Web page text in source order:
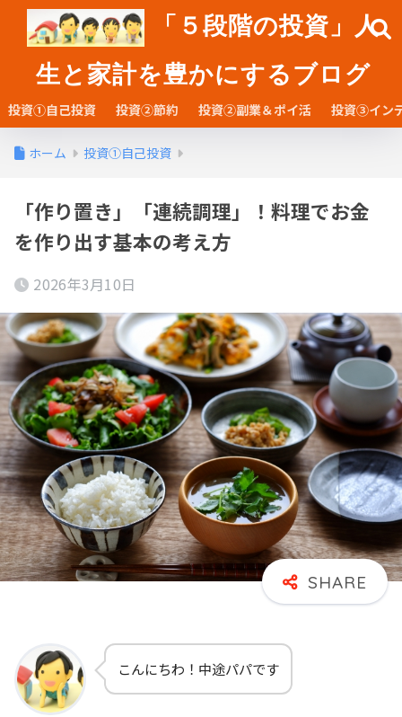
「５段階の投資」人
生と家計を豊かにするブログ
投資①自己投資 投資②節約 投資②副業＆ポイ活 投資③イン
ホーム 投資①自己投資
「作り置き」「連続調理」！料理でお金
を作り出す基本の考え方
2026年3月10日
こんにちわ！中途パパです